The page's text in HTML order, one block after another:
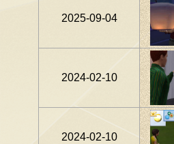
2025-09-04
2024-02-10
2024-02-10